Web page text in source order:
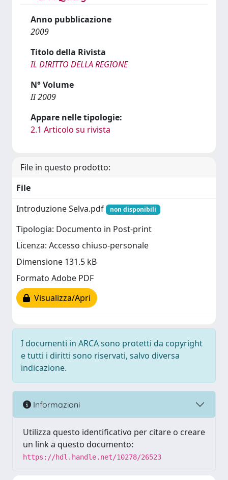
Anno pubblicazione
2009
Titolo della Rivista
IL DIRITTO DELLA REGIONE
N° Volume
II 2009
Appare nelle tipologie:
2.1 Articolo su rivista
File in questo prodotto:
File
Introduzione Selva.pdf
non disponibili
Tipologia: Documento in Post-print
Licenza: Accesso chiuso-personale
Dimensione 131.5 kB
Formato Adobe PDF
Visualizza/Apri
I documenti in ARCA sono protetti da copyright
e tutti i diritti sono riservati, salvo diversa
indicazione.
Informazioni
Utilizza questo identificativo per citare o creare
un link a questo documento:
https://hdl.handle.net/10278/26523